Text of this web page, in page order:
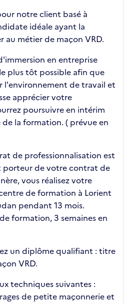
notre client basé à
idéale ayant la
au métier de maçon VRD.
en entreprise
plus tôt possible afin que
l'environnement de travail et
apprécier votre
poursuivre en intérim
la formation. ( prévue en
de professionnalisation est
porteur de votre contrat de
vous réalisez votre
de formation à Lorient
pendant 13 mois.
formation, 3 semaines en
un diplôme qualifiant : titre
VRD.
techniques suivantes :
de petite maçonnerie et